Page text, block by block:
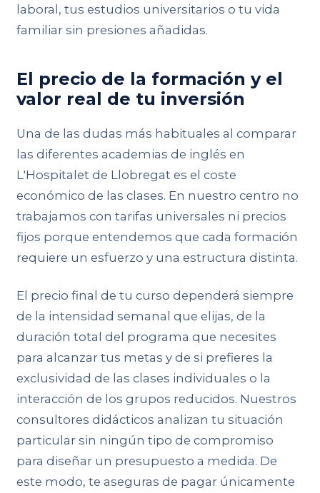
laboral, tus estudios universitarios o tu vida
familiar sin presiones añadidas.
El precio de la formación y el
valor real de tu inversión
Una de las dudas más habituales al comparar
las diferentes academias de inglés en
L'Hospitalet de Llobregat es el coste
económico de las clases. En nuestro centro no
trabajamos con tarifas universales ni precios
fijos porque entendemos que cada formación
requiere un esfuerzo y una estructura distinta.
El precio final de tu curso dependerá siempre
de la intensidad semanal que elijas, de la
duración total del programa que necesites
para alcanzar tus metas y de si prefieres la
exclusividad de las clases individuales o la
interacción de los grupos reducidos. Nuestros
consultores didácticos analizan tu situación
particular sin ningún tipo de compromiso
para diseñar un presupuesto a medida. De
este modo, te aseguras de pagar únicamente